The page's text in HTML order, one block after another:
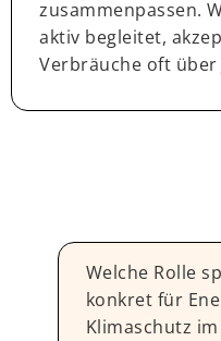
zusammenpassen.
aktiv begleitet,
Verbräuche oft über
Welche Rolle
konkret für
Klimaschutz